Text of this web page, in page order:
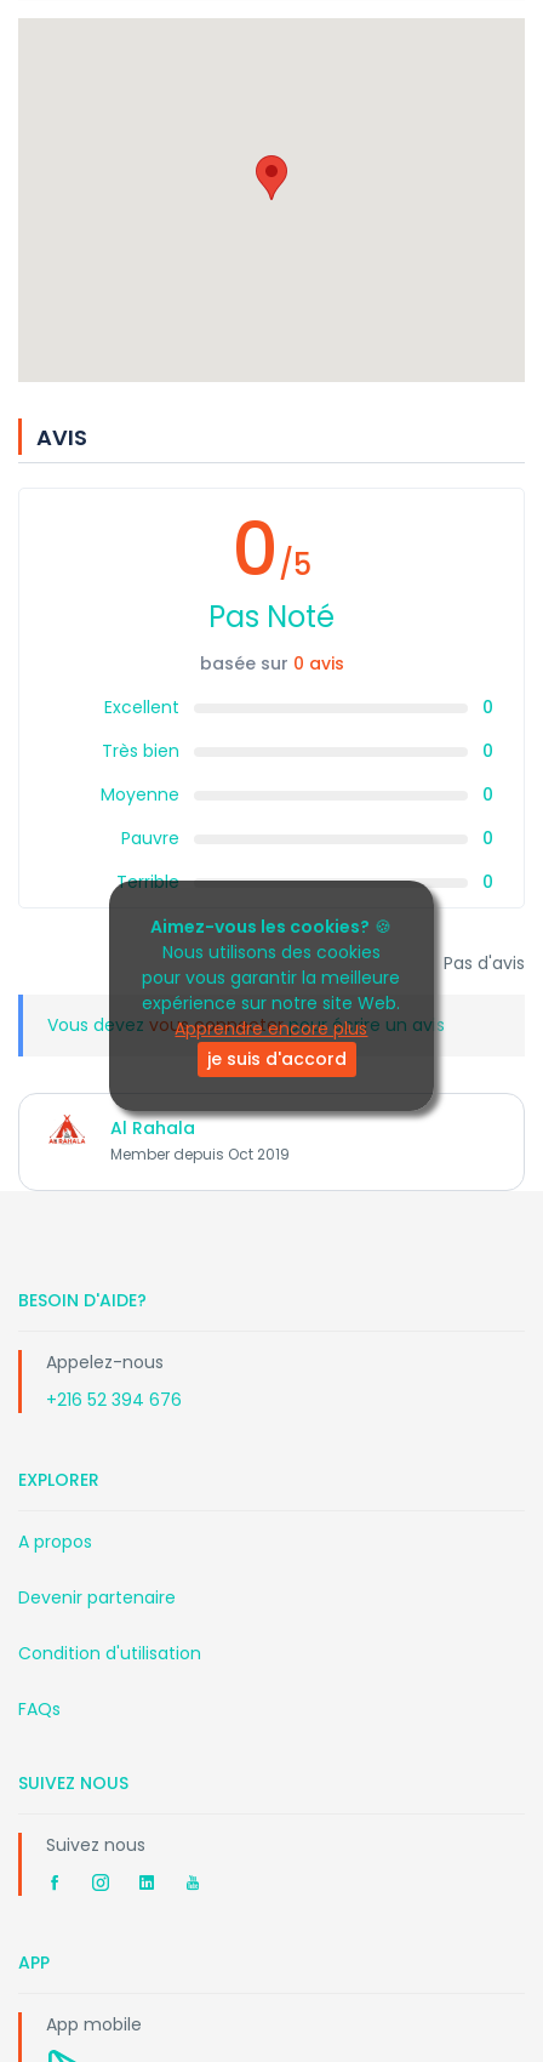
Aimez-vous les cookies? 🍪
Nous utilisons des cookies
pour vous garantir la meilleure
expérience sur notre site Web.
Apprendre encore plus
je suis d'accord
AVIS
0/5
Pas Noté
basée sur 0 avis
Excellent
0
Très bien
0
Moyenne
0
Pauvre
0
Terrible
0
Pas d'avis
Vous devez vous connecterpour écrire un avis
Al Rahala
Member depuis Oct 2019
BESOIN D'AIDE?
Appelez-nous
+216 52 394 676
EXPLORER
A propos
Devenir partenaire
Condition d'utilisation
FAQs
SUIVEZ NOUS
Suivez nous
APP
App mobile